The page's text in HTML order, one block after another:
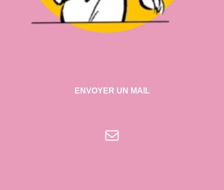
ENVOYER UN MAIL
E-mail